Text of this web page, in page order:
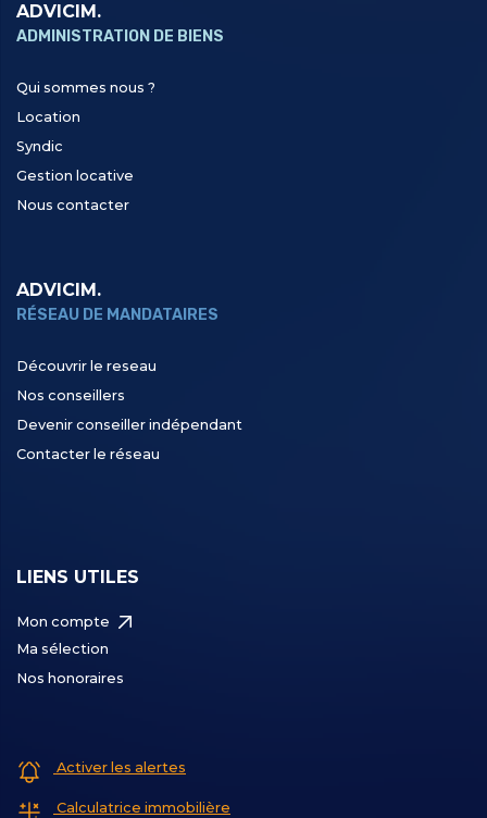
ADVICIM.
ADMINISTRATION DE BIENS
Qui sommes nous ?
Location
Syndic
Gestion locative
Nous contacter
ADVICIM.
RÉSEAU DE MANDATAIRES
Découvrir le reseau
Nos conseillers
Devenir conseiller indépendant
Contacter le réseau
LIENS UTILES
Mon compte
Ma sélection
Nos honoraires
Activer les alertes
Calculatrice immobilière